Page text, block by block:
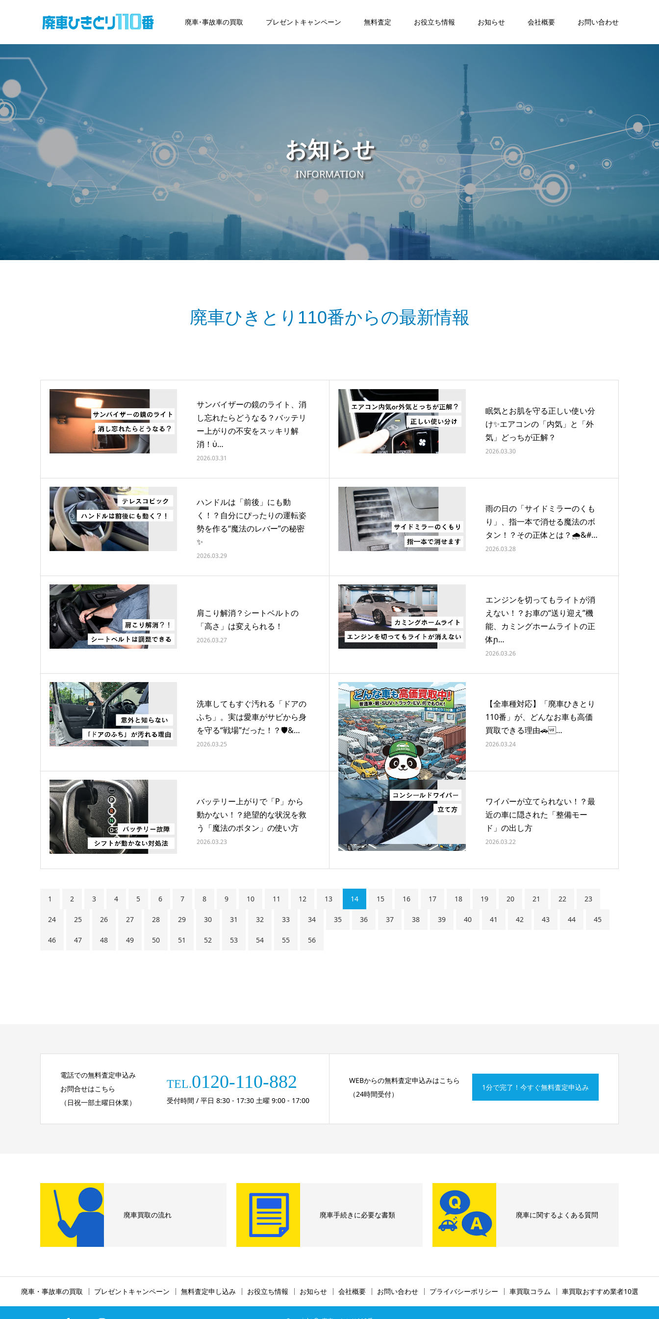
廃車･事故車の買取 プレゼントキャンペーン 無料査定 お役立ち情報 お知らせ 会社概要 お問い合わせ
お知らせ
INFORMATION
廃車ひきとり110番からの最新情報
サンバイザーの鏡のライト、消
し忘れたらどうなる？バッテリ
ー上がりの不安をスッキリ解
消！ὐ…
2026.03.31
眠気とお肌を守る正しい使い分
け✨エアコンの「内気」と「外
気」どっちが正解？
2026.03.30
ハンドルは「前後」にも動
く！？自分にぴったりの運転姿
勢を作る“魔法のレバー”の秘密
✨
2026.03.29
雨の日の「サイドミラーのくも
り」、指一本で消せる魔法のボ
タン！？その正体とは？🌧&#…
2026.03.28
肩こり解消？シートベルトの
「高さ」は変えられる！
2026.03.27
エンジンを切ってもライトが消
えない！？お車の“送り迎え”機
能、カミングホームライトの正
体ɲ…
2026.03.26
洗車してもすぐ汚れる「ドアの
ふち」。実は愛車がサビから身
を守る“戦場”だった！？🛡&…
2026.03.25
【全車種対応】「廃車ひきとり
110番」が、どんなお車も高価
買取できる理由🚗…
2026.03.24
バッテリー上がりで「P」から
動かない！？絶望的な状況を救
う「魔法のボタン」の使い方
2026.03.23
ワイパーが立てられない！？最
近の車に隠された「整備モー
ド」の出し方
2026.03.22
1 2 3 4 5 6 7 8 9 10 11 12 13 14 15 16 17 18 19 20 21 22 23
24 25 26 27 28 29 30 31 32 33 34 35 36 37 38 39 40 41 42 43 44 45
46 47 48 49 50 51 52 53 54 55 56
電話での無料査定申込み
お問合せはこちら
（日祝一部土曜日休業）
TEL.0120-110-882
受付時間 / 平日 8:30 - 17:30 土曜 9:00 - 17:00
WEBからの無料査定申込みはこちら
（24時間受付）
1分で完了！今すぐ無料査定申込み
廃車買取の流れ 廃車手続きに必要な書類 廃車に関するよくある質問
廃車・事故車の買取 プレゼントキャンペーン 無料査定申し込み お役立ち情報 お知らせ 会社概要 お問い合わせ プライバシーポリシー 車買取コラム 車買取おすすめ業者10選